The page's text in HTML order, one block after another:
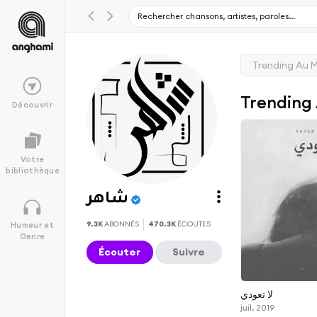
Découvrir
Votre
bibliothèque
Humeur et
Genre
شاهر
9.3KABONNÉS 470.3K ÉCOUTES
Écouter Suivre
Trending Au
لا تعودي
juil. 2019